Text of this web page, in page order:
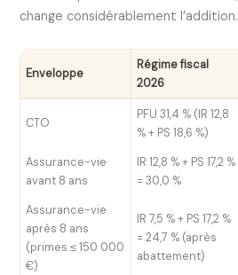
change considérablement l’addition.
Enveloppe
Régime fiscal
2026
CTO
PFU 31,4 % (IR 12,8
% + PS 18,6 %)
Assurance-vie
avant 8 ans
IR 12,8 % + PS 17,2 %
= 30,0 %
Assurance-vie
après 8 ans
(primes ≤ 150 000
€)
IR 7,5 % + PS 17,2 %
= 24,7 % (après
abattement)